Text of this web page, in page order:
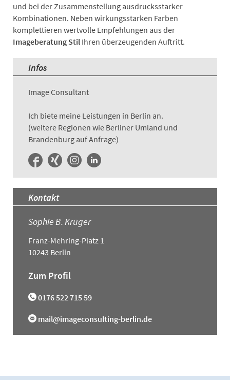
und bei der Zusammenstellung ausdrucksstarker
Kombinationen. Neben wirkungsstarken Farben
komplettieren wertvolle Empfehlungen aus der
Imageberatung Stil Ihren überzeugenden Auftritt.
Infos
Image Consultant
Ich biete meine Leistungen in Berlin an.
(weitere Regionen wie Berliner Umland und
Brandenburg auf Anfrage)
Kontakt
Sophie B. Krüger
Franz-Mehring-Platz 1
10243 Berlin
Zum Profil
0176 522 715 59
mail@imageconsulting-berlin.de